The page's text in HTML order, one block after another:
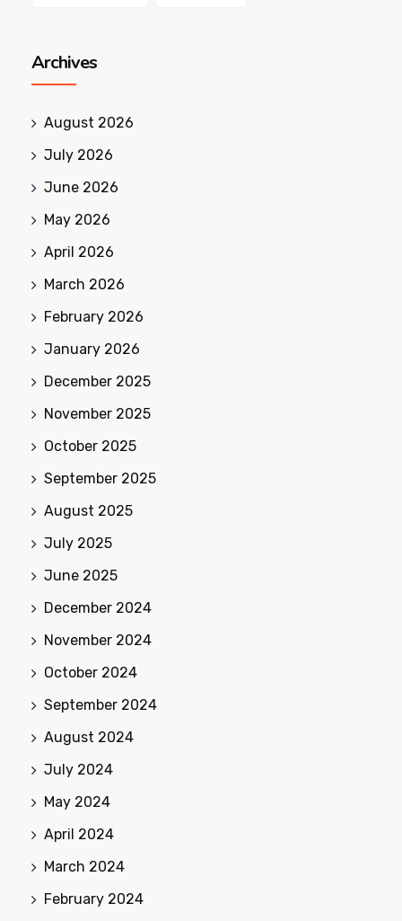
Archives
August 2026
July 2026
June 2026
May 2026
April 2026
March 2026
February 2026
January 2026
December 2025
November 2025
October 2025
September 2025
August 2025
July 2025
June 2025
December 2024
November 2024
October 2024
September 2024
August 2024
July 2024
May 2024
April 2024
March 2024
February 2024